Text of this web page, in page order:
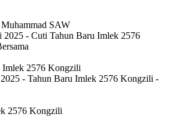
SAW
2025 - Cuti Tahun Baru Imlek 2576
Imlek 2576 Kongzili
- Tahun Baru Imlek 2576 Kongzili -
2576 Kongzili